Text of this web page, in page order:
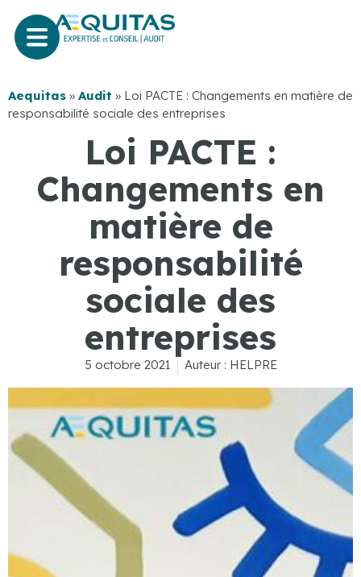
Aequitas » Audit » Loi PACTE : Changements en matière de
responsabilité sociale des entreprises
Loi PACTE :
Changements en
matière de
responsabilité
sociale des
entreprises
5 octobre 2021 Auteur : HELPRE